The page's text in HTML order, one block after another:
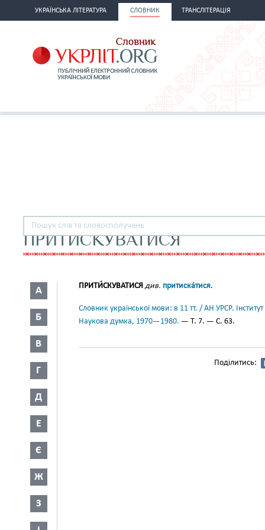
УКРАЇНСЬКА ЛІТЕРАТУРА СЛОВНИК ТРАНСЛІТЕРАЦІЯ
ПРИТИСКУВАТИСЯ
А
Б
В
Г
Д
Е
Є
Ж
З
ПРИТИ́СКУВАТИСЯ див. притиска́тися.
Словник української мови: в 11 тт. / АН УРСР.
Наукова думка, 1970—1980. — Т. 7. — С. 63.
Поділитись: